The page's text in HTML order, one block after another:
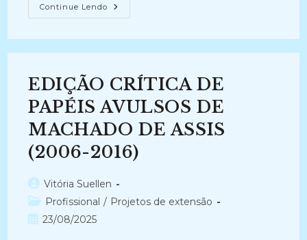
Continue Lendo PATRIMÔNIO
E
Tratamento
Informação
E
Conservação
Do
Acervo
Iconográfico
Na
(2025
–
EDIÇÃO CRÍTICA DE
PAPÉIS AVULSOS DE
MACHADO DE ASSIS
(2006-2016)
Autor
do
post:
Vitória Suellen
Categoria
do
Profissional / Projetos de extensão
Post23/08/2025